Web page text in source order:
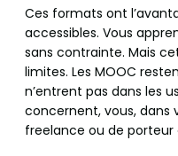
Ces formats ont
accessibles. Vous
sans contrainte. Mais
limites. Les MOOC
n’entrent pas dans les
concernent, vous, dans
freelance ou de porteur